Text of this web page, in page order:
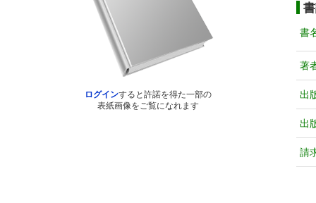
ログインすると許諾を得た一部の
表紙画像をご覧になれます
書
著
出
出
請